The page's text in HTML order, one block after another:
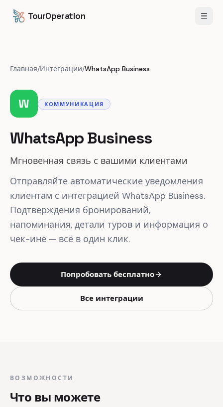
TourOperation
Главная/Интеграции/WhatsApp Business
W КОММУНИКАЦИЯ
WhatsApp Business
Мгновенная связь с вашими клиентами
Отправляйте автоматические уведомления
клиентам с интеграцией WhatsApp Business.
Подтверждения бронирований,
напоминания, детали туров и информация о
чек-ине — всё в один клик.
Попробовать бесплатно
Все интеграции
ВОЗМОЖНОСТИ
Что вы можете